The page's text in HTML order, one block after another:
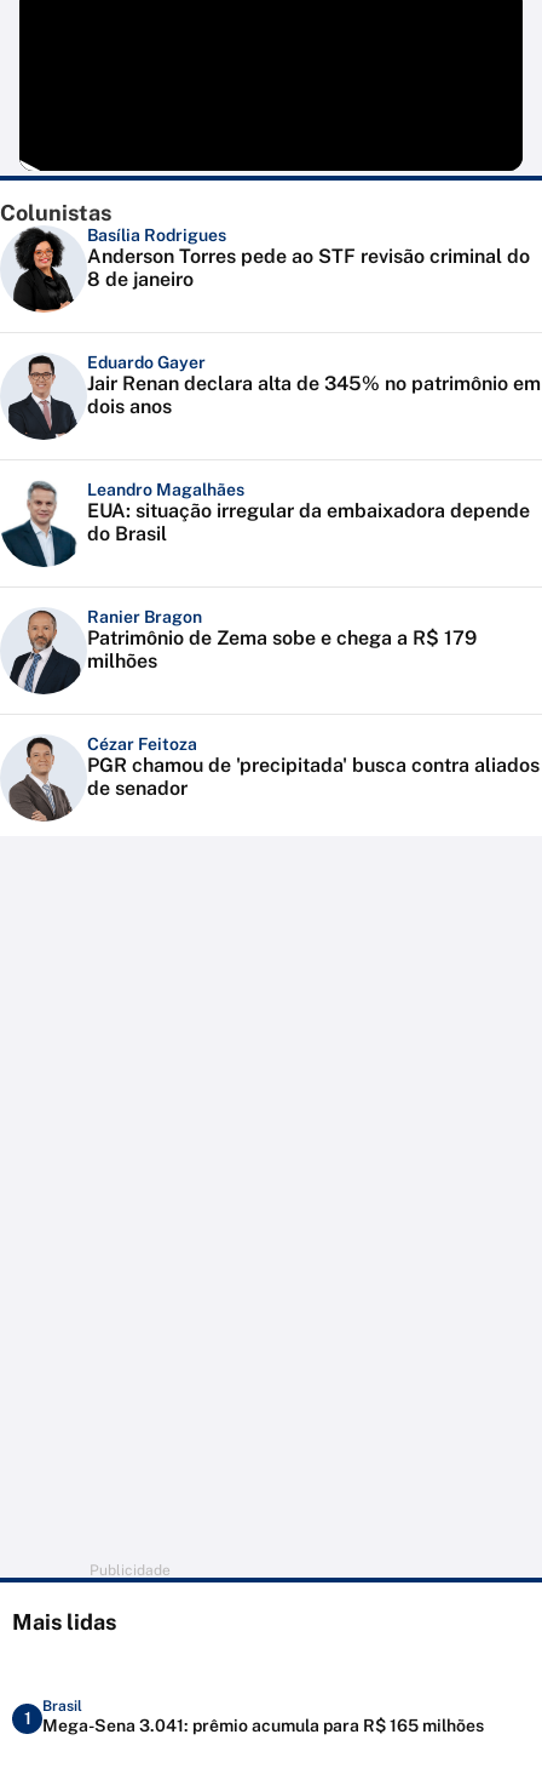
Colunistas
Basília Rodrigues
Anderson Torres pede ao STF revisão criminal do
8 de janeiro
Eduardo Gayer
Jair Renan declara alta de 345% no patrimônio em
dois anos
Leandro Magalhães
EUA: situação irregular da embaixadora depende
do Brasil
Ranier Bragon
Patrimônio de Zema sobe e chega a R$ 179
milhões
Cézar Feitoza
PGR chamou de 'precipitada' busca contra aliados
de senador
Publicidade
Mais lidas
1
Brasil
Mega-Sena 3.041: prêmio acumula para R$ 165 milhões